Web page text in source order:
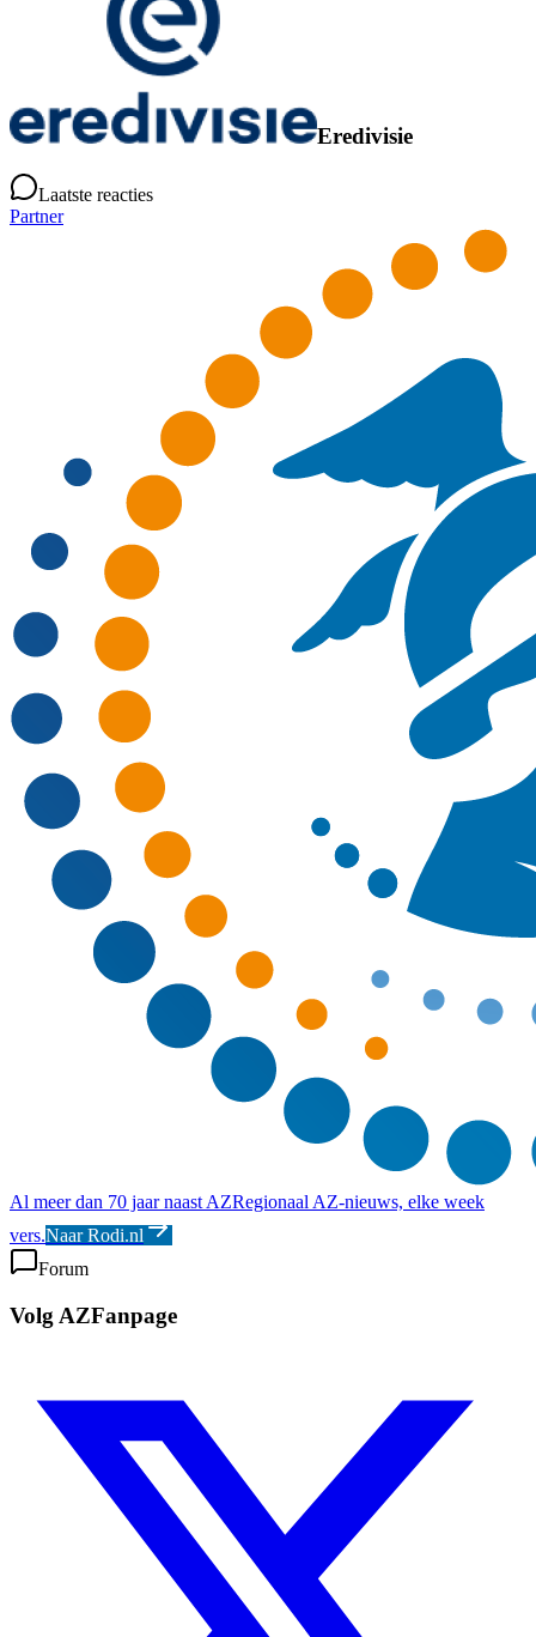
Eredivisie
Laatste reacties
Partner
Al meer dan 70 jaar naast AZRegionaal AZ-nieuws, elke week
vers.Naar Rodi.nl
Forum
Volg AZFanpage